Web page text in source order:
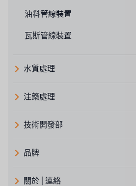
油料管線裝置
瓦斯管線裝置
水質處理
注藥處理
技術開發部
品牌
義大利 ATLAS
關於 | 連絡